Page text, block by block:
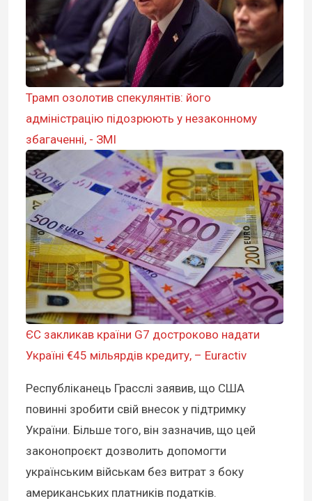
Трамп озолотив спекулянтів: його
адміністрацію підозрюють у незаконному
збагаченні, - ЗМІ
ЄС закликав країни G7 достроково надати
Україні €45 мільярдів кредиту, – Euractiv
Республіканець Грасслі заявив, що США
повинні зробити свій внесок у підтримку
України. Більше того, він зазначив, що цей
законопроєкт дозволить допомогти
українським військам без витрат з боку
американських платників податків.